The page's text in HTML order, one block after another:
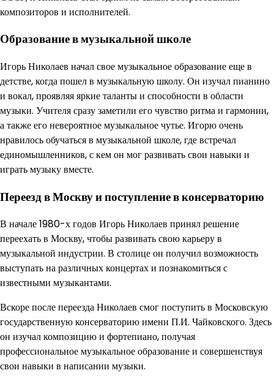
композиторов и исполнителей.
Образование в музыкальной школе
Игорь Николаев начал свое музыкальное образование еще в
детстве, когда пошел в музыкальную школу. Он изучал пианино
и вокал, проявляя яркие таланты и способности в области
музыки. Учителя сразу заметили его чувство ритма и гармонии,
а также его невероятное музыкальное чутье. Игорю очень
нравилось обучаться в музыкальной школе, где встречал
единомышленников, с кем он мог развивать свои навыки и
играть музыку вместе.
Переезд в Москву и поступление в консерваторию
В начале 1980-х годов Игорь Николаев принял решение
переехать в Москву, чтобы развивать свою карьеру в
музыкальной индустрии. В столице он получил возможность
выступать на различных концертах и познакомиться с
известными музыкантами.
Вскоре после переезда Николаев смог поступить в Московскую
государственную консерваторию имени П.И. Чайковского. Здесь
он изучал композицию и фортепиано, получая
профессиональное музыкальное образование и совершенствуя
свои навыки в написании музыки.